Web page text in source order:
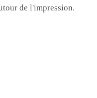
de l'impression.